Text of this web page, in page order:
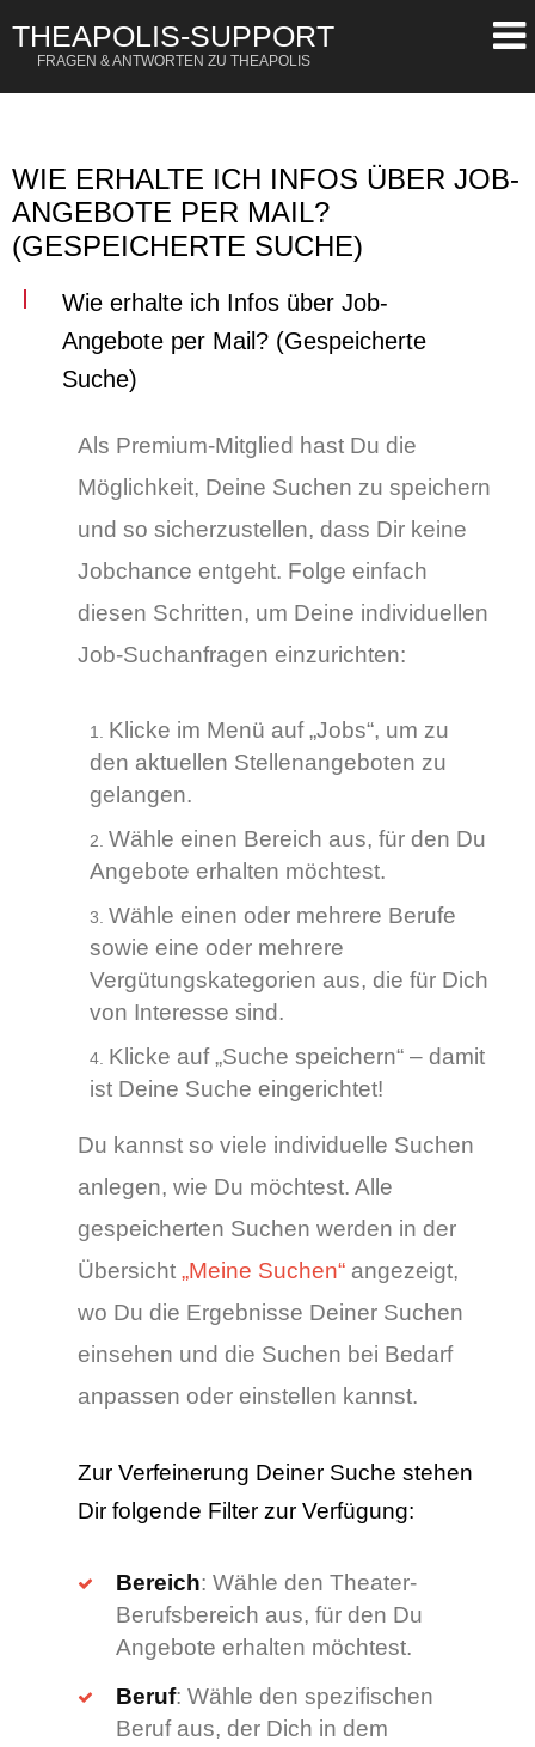
WIE ERHALTE ICH INFOS ÜBER JOB-
ANGEBOTE PER MAIL?
(GESPEICHERTE SUCHE)
Wie erhalte ich Infos über Job-
Angebote per Mail? (Gespeicherte
Suche)
Als Premium-Mitglied hast Du die
Möglichkeit, Deine Suchen zu speichern
und so sicherzustellen, dass Dir keine
Jobchance entgeht. Folge einfach
diesen Schritten, um Deine individuellen
Job-Suchanfragen einzurichten:
Klicke im Menü auf „Jobs“, um zu
den aktuellen Stellenangeboten zu
gelangen.
Wähle einen Bereich aus, für den Du
Angebote erhalten möchtest.
Wähle einen oder mehrere Berufe
sowie eine oder mehrere
Vergütungskategorien aus, die für Dich
von Interesse sind.
Klicke auf „Suche speichern“ – damit
ist Deine Suche eingerichtet!
Du kannst so viele individuelle Suchen
anlegen, wie Du möchtest. Alle
gespeicherten Suchen werden in der
Übersicht „Meine Suchen“ angezeigt,
wo Du die Ergebnisse Deiner Suchen
einsehen und die Suchen bei Bedarf
anpassen oder einstellen kannst.
Zur Verfeinerung Deiner Suche stehen
Dir folgende Filter zur Verfügung:
Bereich: Wähle den Theater-
Berufsbereich aus, für den Du
Angebote erhalten möchtest.
Beruf: Wähle den spezifischen
Beruf aus, der Dich in dem
Password
Remember Me
Register
THEAPOLIS-SUPPORT
FRAGEN & ANTWORTEN ZU THEAPOLIS